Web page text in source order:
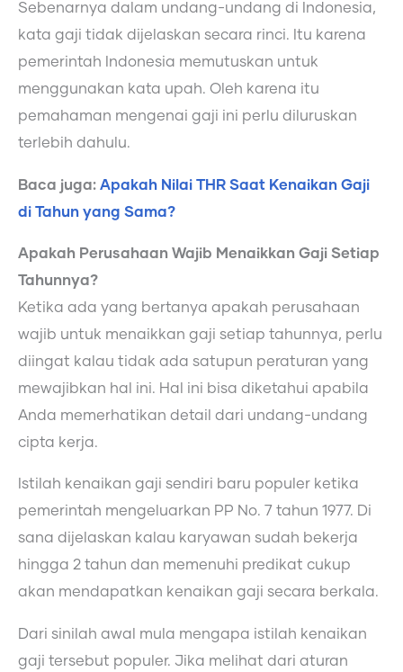
Sebenarnya dalam undang-undang di Indonesia,
kata gaji tidak dijelaskan secara rinci. Itu karena
pemerintah Indonesia memutuskan untuk
menggunakan kata upah. Oleh karena itu
pemahaman mengenai gaji ini perlu diluruskan
terlebih dahulu.
Baca juga: Apakah Nilai THR Saat Kenaikan Gaji
di Tahun yang Sama?
Apakah Perusahaan Wajib Menaikkan Gaji Setiap
Tahunnya?
Ketika ada yang bertanya apakah perusahaan
wajib untuk menaikkan gaji setiap tahunnya, perlu
diingat kalau tidak ada satupun peraturan yang
mewajibkan hal ini. Hal ini bisa diketahui apabila
Anda memerhatikan detail dari undang-undang
cipta kerja.
Istilah kenaikan gaji sendiri baru populer ketika
pemerintah mengeluarkan PP No. 7 tahun 1977. Di
sana dijelaskan kalau karyawan sudah bekerja
hingga 2 tahun dan memenuhi predikat cukup
akan mendapatkan kenaikan gaji secara berkala.
Dari sinilah awal mula mengapa istilah kenaikan
gaji tersebut populer. Jika melihat dari aturan